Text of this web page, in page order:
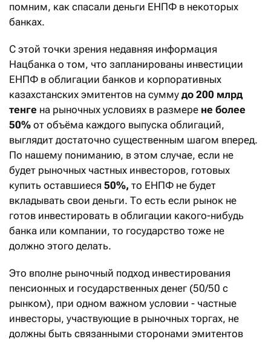
помним, как спасали деньги ЕНПФ в некоторых
банках.
С этой точки зрения недавняя информация
Нацбанка о том, что запланированы инвестиции
ЕНПФ в облигации банков и корпоративных
казахстанских эмитентов на сумму до 200 млрд
тенге на рыночных условиях в размере не более
50% от объёма каждого выпуска облигаций,
выглядит достаточно существенным шагом вперед.
По нашему пониманию, в этом случае, если не
будет рыночных частных инвесторов, готовых
купить оставшиеся 50%, то ЕНПФ не будет
вкладывать свои деньги. То есть если рынок не
готов инвестировать в облигации какого-нибудь
банка или компании, то государство тоже не
должно этого делать.
Это вполне рыночный подход инвестирования
пенсионных и государственных денег (50/50 с
рынком), при одном важном условии - частные
инвесторы, участвующие в рыночных торгах, не
должны быть связанными сторонами эмитентов